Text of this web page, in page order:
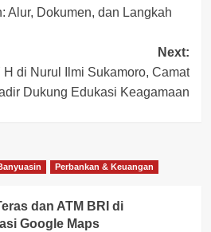
Alur, Dokumen, dan Langkah
Next:
H di Nurul Ilmi Sukamoro, Camat
Dukung Edukasi Keagamaan
Perbankan & Keuangan
dan ATM BRI di
Google Maps